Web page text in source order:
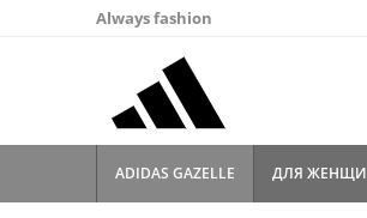
Always fashion
ADIDAS GAZELLE ДЛЯ